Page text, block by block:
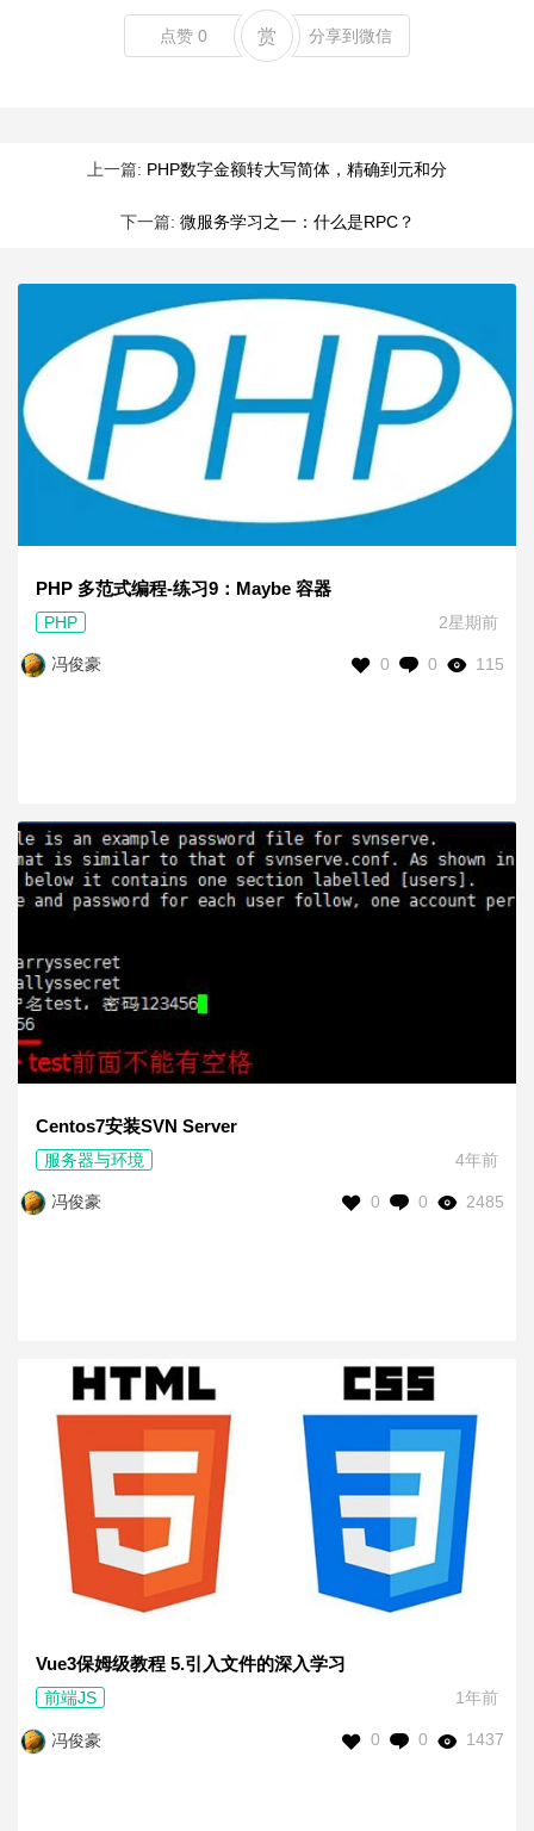
点赞 0 赏 分享到微信
上一篇: PHP数字金额转大写简体，精确到元和分
下一篇: 微服务学习之一：什么是RPC？
PHP 多范式编程-练习9：Maybe 容器
PHP 2星期前
冯俊豪 115
0
0
Centos7安装SVN Server
服务器与环境 4年前
冯俊豪 2485
0
0
Vue3保姆级教程 5.引入文件的深入学习
前端JS 1年前
冯俊豪 1437
0
0